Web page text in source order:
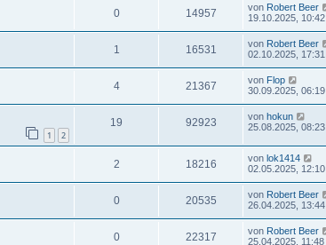
0 14957 von Robert Beer
19.10.2025, 10:42
1 16531 von Robert Beer
02.10.2025, 17:31
4 21367 von Flop
30.09.2025, 06:19
1 2
19 92923 von hokun
25.08.2025, 08:23
2 18216 von lok1414
02.05.2025, 12:10
0 20535 von Robert Beer
26.04.2025, 13:44
0 22317 von Robert Beer
25.04.2025, 11:48